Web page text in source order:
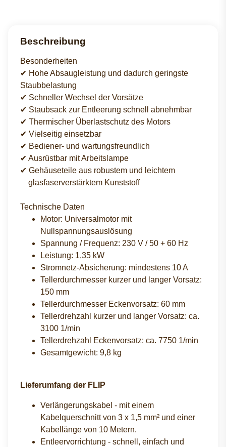
Beschreibung
Besonderheiten
✔ Hohe Absaugleistung und dadurch geringste
Staubbelastung
✔ Schneller Wechsel der Vorsätze
✔ Staubsack zur Entleerung schnell abnehmbar
✔ Thermischer Überlastschutz des Motors
✔ Vielseitig einsetzbar
✔ Bediener- und wartungsfreundlich
✔ Ausrüstbar mit Arbeitslampe
✔ Gehäuseteile aus robustem und leichtem
glasfaserverstärktem Kunststoff
Technische Daten
Motor: Universalmotor mit
Nullspannungsauslösung
Spannung / Frequenz: 230 V / 50 + 60 Hz
Leistung: 1,35 kW
Stromnetz-Absicherung: mindestens 10 A
Tellerdurchmesser kurzer und langer Vorsatz:
150 mm
Tellerdurchmesser Eckenvorsatz: 60 mm
Tellerdrehzahl kurzer und langer Vorsatz: ca.
3100 1/min
Tellerdrehzahl Eckenvorsatz: ca. 7750 1/min
Gesamtgewicht: 9,8 kg
Lieferumfang der FLIP
Verlängerungskabel - mit einem
Kabelquerschnitt von 3 x 1,5 mm² und einer
Kabellänge von 10 Metern.
Entleervorrichtung - schnell, einfach und